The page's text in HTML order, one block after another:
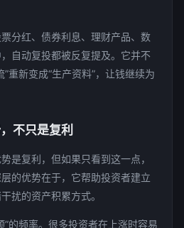
分红、债券利息、理财产品、数
自动复投都被反复提及。它并不
重新变成“生产资料”，让钱继续为
不只是复利
是复利，但如果只看到这一点，
的优势在于，它帮助投资者建立
扰的资产积累方式。
”的频率。很多投资者在上涨时容易